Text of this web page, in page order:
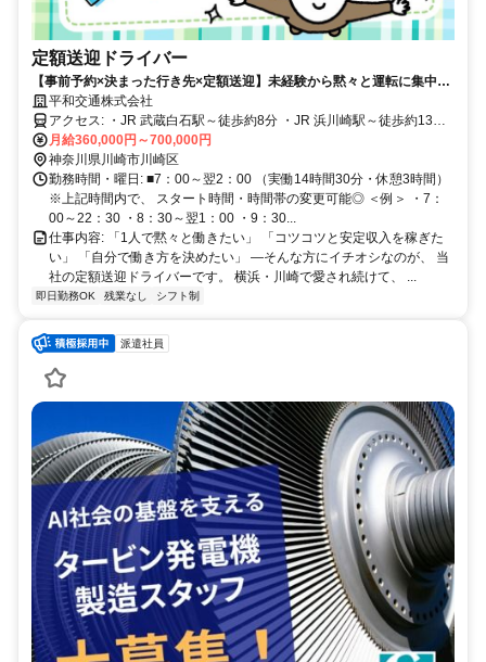
定額送迎ドライバー
【事前予約×決まった行き先×定額送迎】未経験から黙々と運転に集中し
て高収入♪◆平均勤続14年
平和交通株式会社
アクセス: ・JR 武蔵白石駅～徒歩約8分 ・JR 浜川崎駅～徒歩約13分
★車通勤ＯＫ ★バイク通勤ＯＫ
月給360,000円～700,000円
神奈川県川崎市川崎区
勤務時間・曜日: ■7：00～翌2：00 （実働14時間30分・休憩3時間）
※上記時間内で、 スタート時間・時間帯の変更可能◎ ＜例＞ ・7：
00～22：30 ・8：30～翌1：00 ・9：30...
仕事内容: 「1人で黙々と働きたい」 「コツコツと安定収入を稼ぎた
い」 「自分で働き方を決めたい」 ―そんな方にイチオシなのが、 当
社の定額送迎ドライバーです。 横浜・川崎で愛され続けて、 ...
即日勤務OK 残業なし シフト制
派遣社員